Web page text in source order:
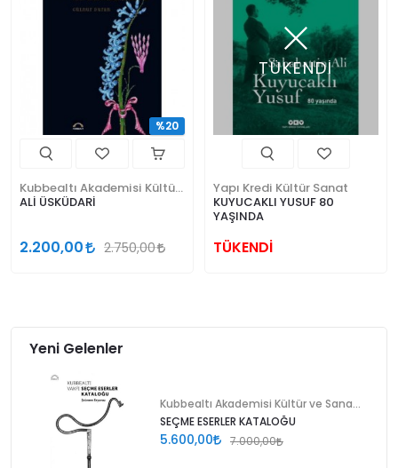
ALİ ÜSKÜDARİ
2.200,00 2.750,00
%20
TÜKENDİ
Yapı Kredi Kültür Sanat
KUYUCAKLI YUSUF 80
YAŞINDA
TÜKENDİ
Yeni Gelenler
SEÇME ESERLER KATALOĞU
5.600,00 7.000,00